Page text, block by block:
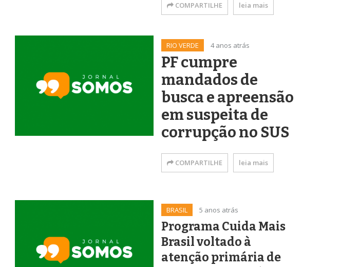
COMPARTILHE leia mais
RIO VERDE 4 anos atrás
PF cumpre
mandados de
busca e apreensão
em suspeita de
corrupção no SUS
COMPARTILHE leia mais
BRASIL 5 anos atrás
Programa Cuida Mais
Brasil voltado à
atenção primária de